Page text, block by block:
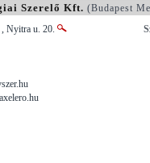
Szerelő Kft. (Budapest
Nyitra u. 20.